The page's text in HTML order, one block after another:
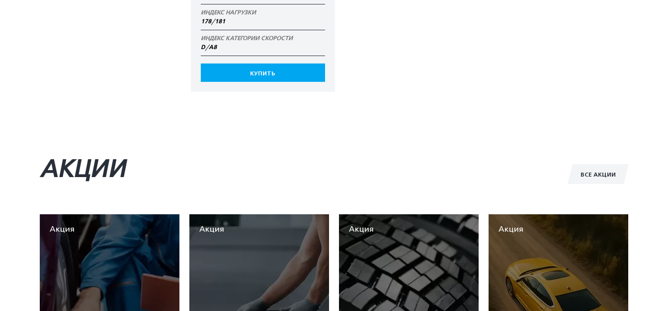
ИНДЕКС НАГРУЗКИ
178/181
ИНДЕКС КАТЕГОРИИ СКОРОСТИ
D/A8
КУПИТЬ
ВСЕ АКЦИИ
АКЦИИ
Акция Акция Акция Акция